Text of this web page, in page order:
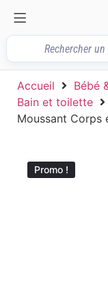
Accueil Bébé
Bain et toilette
Moussant Corps
Promo !